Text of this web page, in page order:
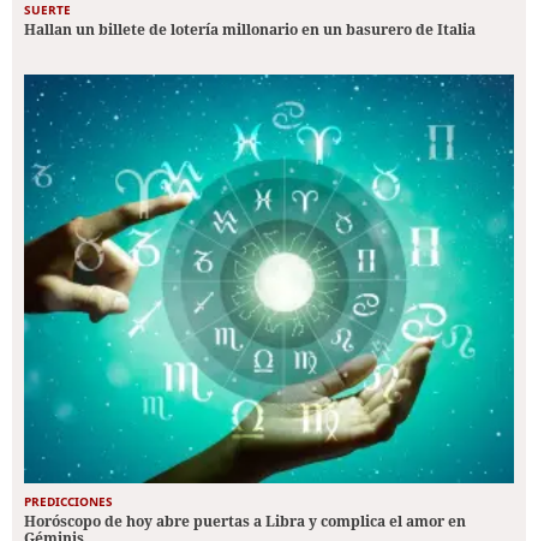
SUERTE
Hallan un billete de lotería millonario en un basurero de Italia
PREDICCIONES
Horóscopo de hoy abre puertas a Libra y complica el amor en